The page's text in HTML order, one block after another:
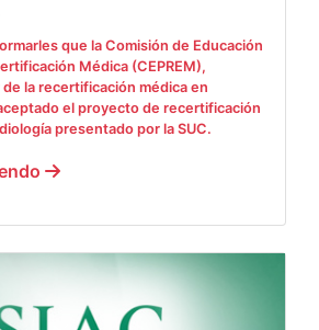
que la Comisión de Educación
Médica (CEPREM),
la recertificación médica en
el proyecto de recertificación
presentado por la SUC.